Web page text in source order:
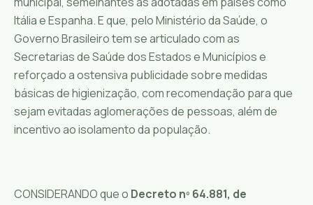
Itália e Espanha. E que, pelo Ministério da Saúde, o
Governo Brasileiro tem se articulado com as
Secretarias de Saúde dos Estados e Municípios e
reforçado a ostensiva publicidade sobre medidas
básicas de higienização, com recomendação para que
sejam evitadas aglomerações de pessoas, além de
incentivo ao isolamento da população.
CONSIDERANDO que o Decreto nº 64.881, de